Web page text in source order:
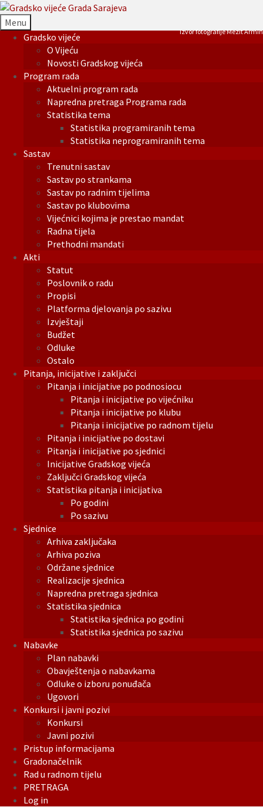
Menu
Gradsko vijeće
O Vijeću
Novosti Gradskog vijeća
Program rada
Aktuelni program rada
Napredna pretraga Programa rada
Statistika tema
Statistika programiranih tema
Statistika neprogramiranih tema
Sastav
Trenutni sastav
Sastav po strankama
Sastav po radnim tijelima
Sastav po klubovima
Vijećnici kojima je prestao mandat
Radna tijela
Prethodni mandati
Akti
Statut
Poslovnik o radu
Propisi
Platforma djelovanja po sazivu
Izvještaji
Budžet
Odluke
Ostalo
Pitanja, inicijative i zaključci
Pitanja i inicijative po podnosiocu
Pitanja i inicijative po vijećniku
Pitanja i inicijative po klubu
Pitanja i inicijative po radnom tijelu
Pitanja i inicijative po dostavi
Pitanja i inicijative po sjednici
Inicijative Gradskog vijeća
Zaključci Gradskog vijeća
Statistika pitanja i inicijativa
Po godini
Po sazivu
Sjednice
Arhiva zaključaka
Arhiva poziva
Održane sjednice
Realizacije sjednica
Napredna pretraga sjednica
Statistika sjednica
Statistika sjednica po godini
Statistika sjednica po sazivu
Nabavke
Plan nabavki
Obavještenja o nabavkama
Odluke o izboru ponuđača
Ugovori
Konkursi i javni pozivi
Konkursi
Javni pozivi
Pristup informacijama
Gradonačelnik
Rad u radnom tijelu
PRETRAGA
Log in
Izvor fotografije Mezit Armin